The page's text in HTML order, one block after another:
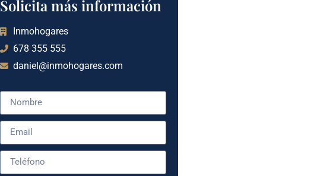
Solicita más información
Inmohogares
678 355 555
daniel@inmohogares.com